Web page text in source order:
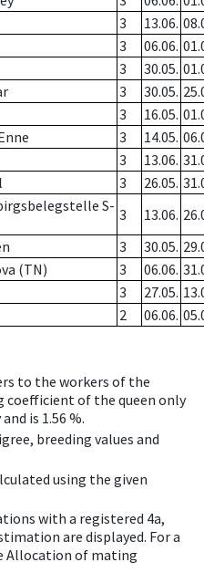
3 13.06.
3 06.06.
3 30.05.
3 30.05.
3 16.05.
3 14.05.
3 13.06.
3 26.05.
S- 3 13.06.
3 30.05.
(TN) 3 06.06.
3 27.05.
2 06.06.
to the workers of the
coefficient of the queen only
is 1.56 %.
breeding values and
using the given
with a registered 4a,
are displayed. For a
Allocation of mating